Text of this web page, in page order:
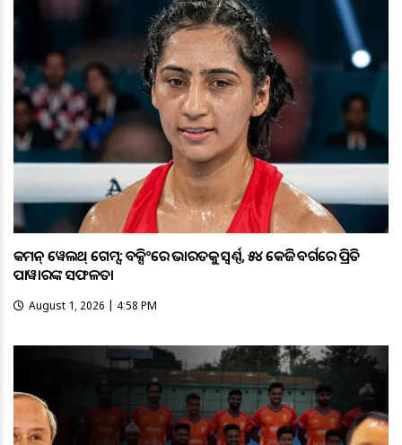
କମନ୍ ୱେଲଥ୍ ଗେମ୍ସ: ବକ୍ସିଂରେ ଭାରତକୁ ସ୍ବର୍ଣ୍ଣ, ୫୪ କେଜି ବର୍ଗରେ ପ୍ରିତି
ପାୱାରଙ୍କ ସଫଳତା
August 1, 2026 | 4:58 PM